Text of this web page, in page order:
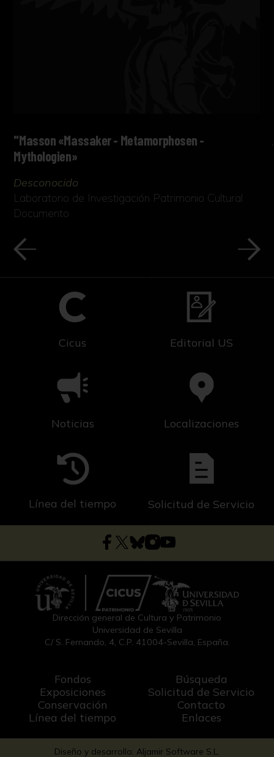
"Masson «Massaker - Metamorphosen -
Mythologien»
Desconocido
Laboratorio de Investigación Patrimonio Cultural
Documento
Cicus Editorial US
Noticias Localizaciones
Línea del tiempo Solicitud de Servicio
Dirección general de Cultura y Patrimonio
Universidad de Sevilla
C/ S. Fernando, 4, C.P. 41004-Sevilla, España.
Fondos
Exposiciones
Conservación
Línea del tiempo
Búsqueda
Solicitud de Servicio
Contacto
Enlaces
Diseño y desarrollo: Aljamir Software S.L.